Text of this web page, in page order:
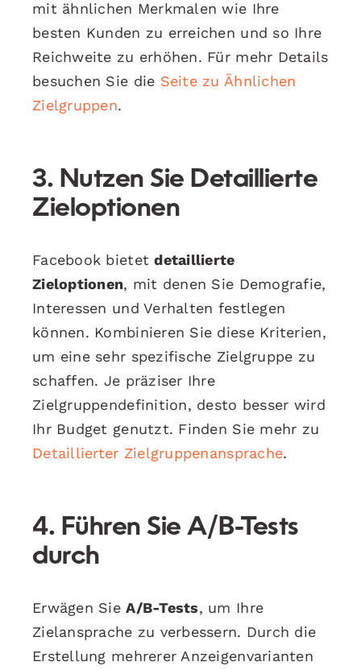
mit ähnlichen Merkmalen wie Ihre
besten Kunden zu erreichen und so Ihre
Reichweite zu erhöhen. Für mehr Details
besuchen Sie die Seite zu Ähnlichen
Zielgruppen.
3. Nutzen Sie Detaillierte
Zieloptionen
Facebook bietetdetaillierte
Zieloptionen, mit denen Sie Demografie,
Interessen und Verhalten festlegen
können. Kombinieren Sie diese Kriterien,
um eine sehr spezifische Zielgruppe zu
schaffen. Je präziser Ihre
Zielgruppendefinition, desto besser wird
Ihr Budget genutzt. Finden Sie mehr zu
Detaillierter Zielgruppenansprache.
4. Führen Sie A/B-Tests
durch
Erwägen SieA/B-Tests, um Ihre
Zielansprache zu verbessern. Durch die
Erstellung mehrerer Anzeigenvarianten